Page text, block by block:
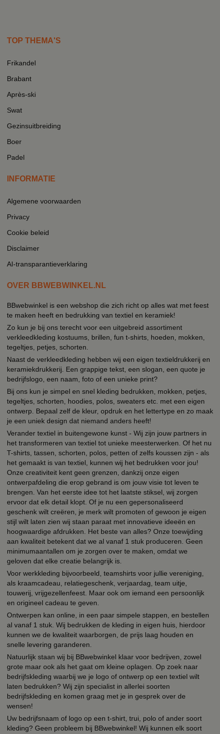
TOP THEMA'S
Frikandel
Brabant
Après-ski
Swat
Gezinsuitbreiding
Boer
Padel
INFORMATIE
Algemene voorwaarden
Privacy
Cookie beleid
Disclaimer
AI-transparantieverklaring
OVER BBWEBWINKEL.NL
BBwebwinkel is een webshop die zich richt op alles wat met feest
te maken heeft en bedrukking van textiel en keramiek!
Zo kun je bij ons terecht voor een uitgebreid assortiment
verkleedkleding kostuums, brillen, fun t-shirts, hoeden, mokken,
tegeltjes, petjes, schorten.
Naast de verkleedkleding hebben wij een eigen textieldrukkerij en
keramiekdrukkerij. Een grappige tekst, een slogan, een quote je
bedrijfslogo, een naam, foto of een unieke print?
Bij ons kun je simpel en snel kleding bedrukken, mokken, petjes,
tegeltjes, schorten, hoodies, polos, sweaters etc. met een eigen
ontwerp. Bepaal zelf de kleur, opdruk en het lettertype en zo maak
je een uniek design dat niemand anders heeft!
Verander textiel in buitengewone kunst - Wij zijn jouw partners in
het transformeren van textiel tot unieke meesterwerken. Of het nu
T-shirts, tassen, schorten, polos, petten of zelfs koussen zijn - als
het gemaakt is van textiel, kunnen wij het bedrukken voor jou!
Onze creativiteit kent geen grenzen, dankzij onze eigen
ontwerpafdeling die erop gebrand is om jouw visie tot leven te
brengen. Van het eerste idee tot het laatste stiksel, wij zorgen
ervoor dat elk detail klopt. Of je nu een gepersonaliseerd
geschenk wilt creëren, je merk wilt promoten of gewoon je eigen
stijl wilt laten zien wij staan paraat met innovatieve ideeën en
hoogwaardige afdrukken. Het beste van alles? Onze toewijding
aan kwaliteit betekent dat we al vanaf 1 stuk produceren. Geen
minimumaantallen om je zorgen over te maken, omdat we
geloven dat elke creatie belangrijk is.
Voor werkkleding bijvoorbeeld, teamshirts voor jullie vereniging,
als kraamcadeau, relatiegeschenk, verjaardag, team uitje,
touwerij, vrijgezellenfeest. Maar ook om iemand een persoonlijk
en origineel cadeau te geven.
Ontwerpen kan online, in een paar simpele stappen, en bestellen
al vanaf 1 stuk. Wij bedrukken de kleding in eigen huis, hierdoor
kunnen we de kwaliteit waarborgen, de prijs laag houden en
snelle levering garanderen.
Natuurlijk staan wij bij BBwebwinkel klaar voor bedrijven, zowel
grote maar ook als het gaat om kleine oplagen. Op zoek naar
bedrijfskleding waarbij we je logo of ontwerp op een textiel wilt
laten bedrukken? Wij zijn specialist in allerlei soorten
bedrijfskleding en komen graag met je in gesprek over de
wensen!
Uw bedrijfsnaam of logo op een t-shirt, trui, polo of ander soort
kleding? Geen probleem bij BBwebwinkel! Wij kunnen elk soort